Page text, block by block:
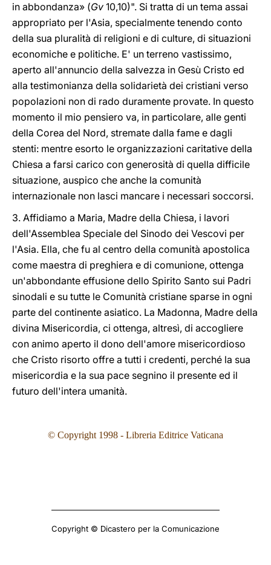
in abbondanza» (Gv 10,10)". Si tratta di un tema assai
appropriato per l'Asia, specialmente tenendo conto
della sua pluralità di religioni e di culture, di situazioni
economiche e politiche. E' un terreno vastissimo,
aperto all'annuncio della salvezza in Gesù Cristo ed
alla testimonianza della solidarietà dei cristiani verso
popolazioni non di rado duramente provate. In questo
momento il mio pensiero va, in particolare, alle genti
della Corea del Nord, stremate dalla fame e dagli
stenti: mentre esorto le organizzazioni caritative della
Chiesa a farsi carico con generosità di quella difficile
situazione, auspico che anche la comunità
internazionale non lasci mancare i necessari soccorsi.
3. Affidiamo a Maria, Madre della Chiesa, i lavori
dell'Assemblea Speciale del Sinodo dei Vescovi per
l'Asia. Ella, che fu al centro della comunità apostolica
come maestra di preghiera e di comunione, ottenga
un'abbondante effusione dello Spirito Santo sui Padri
sinodali e su tutte le Comunità cristiane sparse in ogni
parte del continente asiatico. La Madonna, Madre della
divina Misericordia, ci ottenga, altresì, di accogliere
con animo aperto il dono dell'amore misericordioso
che Cristo risorto offre a tutti i credenti, perché la sua
misericordia e la sua pace segnino il presente ed il
futuro dell'intera umanità.
© Copyright 1998 - Libreria Editrice Vaticana
Copyright © Dicastero per la Comunicazione